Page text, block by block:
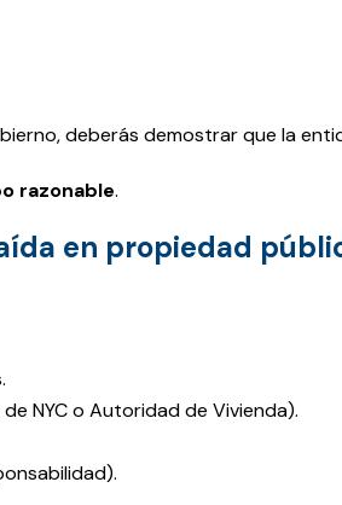
deberás demostrar que la
razonable.
en propiedad
NYC o Autoridad de Vivienda).